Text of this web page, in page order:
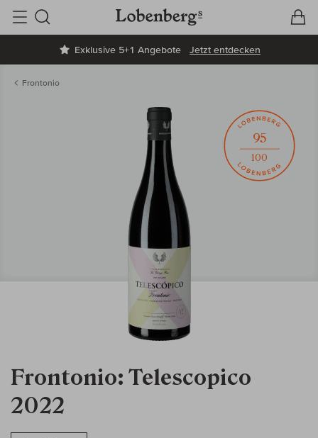
Exklusive 5+1 Angebote Jetzt entdecken
Suche
Frontonio
Frontonio: Telescopico
2022
95
100